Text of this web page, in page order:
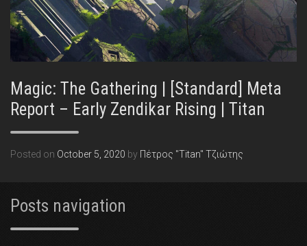
Magic: The Gathering | [Standard] Meta
Report – Early Zendikar Rising | Titan
Posted on October 5, 2020 by Πέτρος "Titan" Τζιώτης
Posts navigation